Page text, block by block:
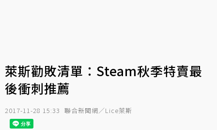
萊斯勸敗清單：Steam秋季特賣最
後衝刺推薦
2017-11-28 15:33 聯合新聞網／Lice萊斯